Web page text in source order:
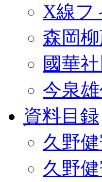
X線フ
森岡
國華
今泉雄
資料目録
久野
久野